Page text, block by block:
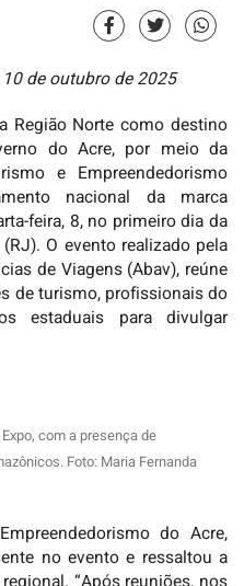
de outubro de 2025
Região Norte como destino
do Acre, por meio da
e Empreendedorismo
nacional da marca
feira, 8, no primeiro dia da
O evento realizado pela
de Viagens (Abav), reúne
de turismo, profissionais do
estaduais para divulgar
com a presença de
Foto: Maria Fernanda
do Acre,
no evento e ressaltou a